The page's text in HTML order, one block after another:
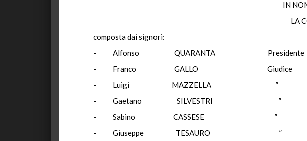
IN
LA
composta dai signori:
-
Alfonso QUARANTA
Presidente
-
Franco GALLO
Giudice
-
Luigi MAZZELLA
”
-
Gaetano SILVESTRI
”
-
Sabino CASSESE
”
-
Giuseppe TESAURO
”